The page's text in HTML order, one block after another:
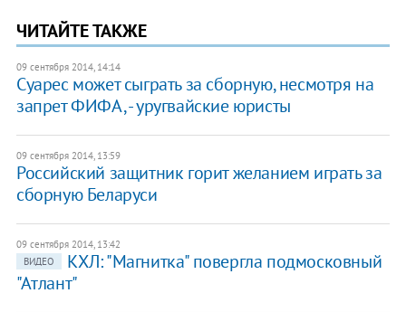
ЧИТАЙТЕ ТАКЖЕ
09 сентября 2014, 14:14
Суарес может сыграть за сборную, несмотря на
запрет ФИФА, - уругвайские юристы
09 сентября 2014, 13:59
Российский защитник горит желанием играть за
сборную ​Беларуси
09 сентября 2014, 13:42
ВИДЕО
КХЛ: "Магнитка" повергла подмосковный
"Атлант"